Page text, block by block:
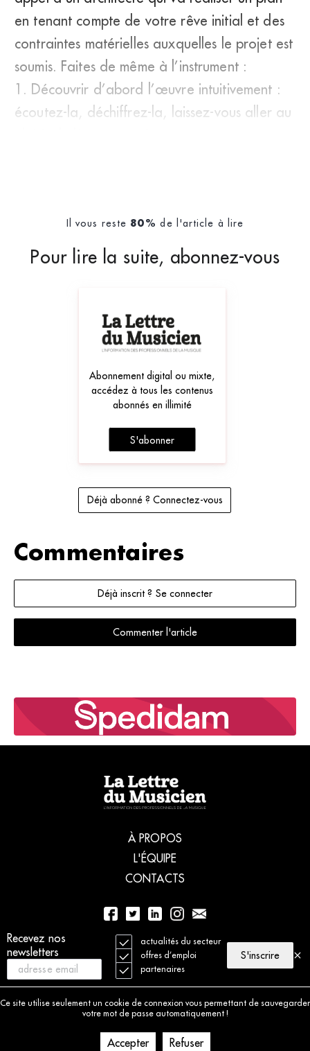
Recevez nos
newsletters
actualités du secteur
offres d’emploi
partenaires
S'inscrire
Ce site utilise seulement un cookie de connexion vous permettant de sauvegarder
votre mot de passe automatiquement !
Accepter Refuser
en tenant compte de votre rêve initial et des
contraintes matérielles auxquelles le projet est
soumis. Faites de même à l’instrument :
1. Découvrir d’abord l’œuvre intuitivement :
écoutez-la, déchiffrez-la, laissez-vous aller au
Il vous reste 80% de l'article à lire
Pour lire la suite, abonnez-vous
Abonnement digital ou mixte,
accédez à tous les contenus
abonnés en illimité
S'abonner
Déjà abonné ? Connectez-vous
Commentaires
Déjà inscrit ? Se connecter
Commenter l'article
À PROPOS
L'ÉQUIPE
CONTACTS
01 56 77 04 00
© 2021 La Lettre du Musicien. Tous droits réservés
Charte déontologique